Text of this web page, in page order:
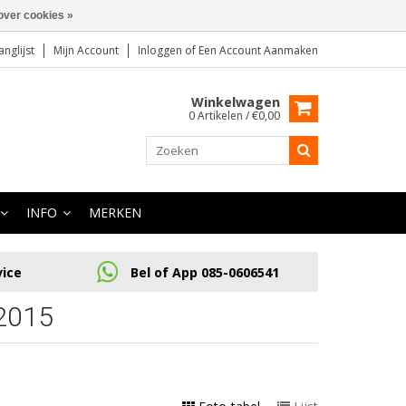
Mijn Account Inloggen of Een Account Aanmaken
Winkelwagen
0 Artikelen / €0,00
INFO MERKEN
Bel of App 085-0606541
cookies »